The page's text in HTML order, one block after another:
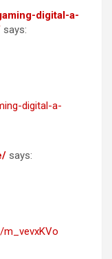
digital-a-
says:
digital-a-
says: